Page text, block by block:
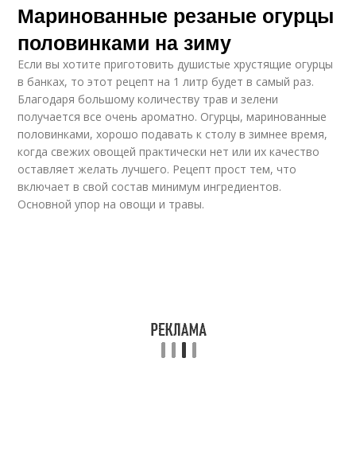
Салат из резаных
огурцов
Нежинский салат
Огурцов с луком
Маринованные резаные огурцы
половинками на зиму
Если вы хотите приготовить душистые хрустящие огурцы
в банках, то этот рецепт на 1 литр будет в самый раз.
Благодаря большому количеству трав и зелени
получается все очень ароматно. Огурцы, маринованные
половинками, хорошо подавать к столу в зимнее время,
когда свежих овощей практически нет или их качество
оставляет желать лучшего. Рецепт прост тем, что
включает в свой состав минимум ингредиентов.
Основной упор на овощи и травы.